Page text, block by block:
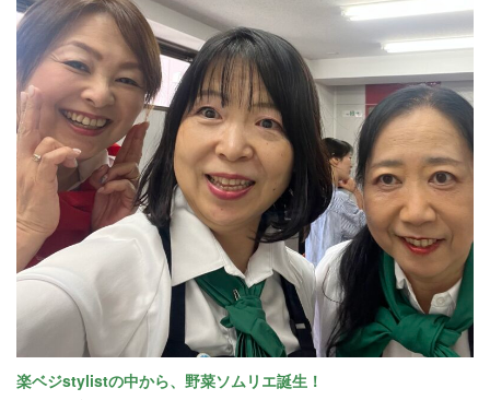
楽ベジstylistの中から、野菜ソムリエ誕生！